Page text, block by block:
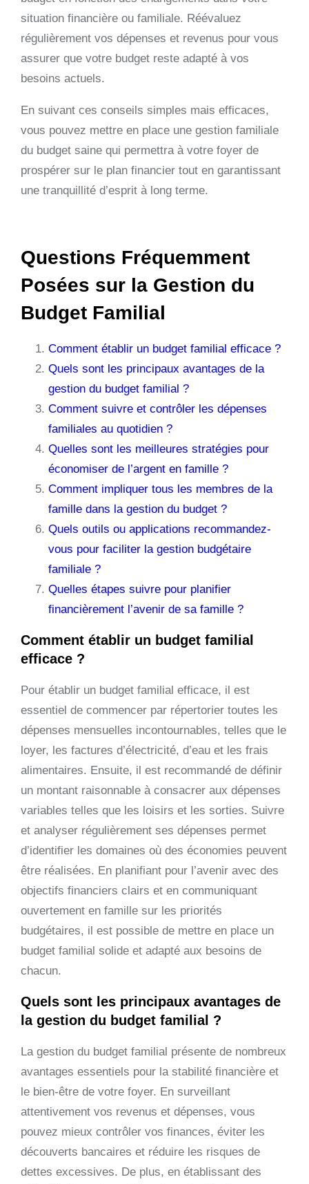
situation financière ou familiale. Réévaluez
régulièrement vos dépenses et revenus pour vous
assurer que votre budget reste adapté à vos
besoins actuels.
En suivant ces conseils simples mais efficaces,
vous pouvez mettre en place une gestion familiale
du budget saine qui permettra à votre foyer de
prospérer sur le plan financier tout en garantissant
une tranquillité d’esprit à long terme.
Questions Fréquemment
Posées sur la Gestion du
Budget Familial
Comment établir un budget familial efficace ?
Quels sont les principaux avantages de la
gestion du budget familial ?
Comment suivre et contrôler les dépenses
familiales au quotidien ?
Quelles sont les meilleures stratégies pour
économiser de l’argent en famille ?
Comment impliquer tous les membres de la
famille dans la gestion du budget ?
Quels outils ou applications recommandez-
vous pour faciliter la gestion budgétaire
familiale ?
Quelles étapes suivre pour planifier
financièrement l’avenir de sa famille ?
Comment établir un budget familial
efficace ?
Pour établir un budget familial efficace, il est
essentiel de commencer par répertorier toutes les
dépenses mensuelles incontournables, telles que le
loyer, les factures d’électricité, d’eau et les frais
alimentaires. Ensuite, il est recommandé de définir
un montant raisonnable à consacrer aux dépenses
variables telles que les loisirs et les sorties. Suivre
et analyser régulièrement ses dépenses permet
d’identifier les domaines où des économies peuvent
être réalisées. En planifiant pour l’avenir avec des
objectifs financiers clairs et en communiquant
ouvertement en famille sur les priorités
budgétaires, il est possible de mettre en place un
budget familial solide et adapté aux besoins de
chacun.
Quels sont les principaux avantages de
la gestion du budget familial ?
La gestion du budget familial présente de nombreux
avantages essentiels pour la stabilité financière et
le bien-être de votre foyer. En surveillant
attentivement vos revenus et dépenses, vous
pouvez mieux contrôler vos finances, éviter les
découverts bancaires et réduire les risques de
dettes excessives. De plus, en établissant des